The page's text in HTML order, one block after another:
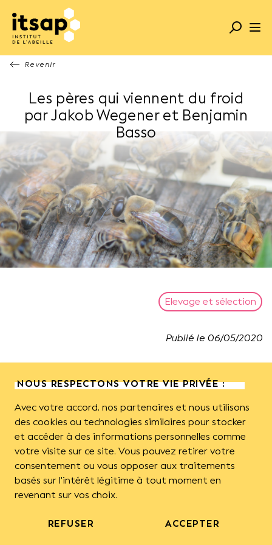
Revenir
Les pères qui viennent du froid
par Jakob Wegener et Benjamin
Basso
Publié le 06/05/2020
Elevage et sélection
Des progrès dans le domaine de la
cryoconservation de sperme de faux-
bourdons
Comparé à ses collègues travaillant avec d’autres
espèces d’animaux, le sélectionneur d’abeilles doit
surmonter des difficultés additionnelles majeures
notamment :
implique une seule période d’accouplement, limitée à
NOUS RESPECTONS VOTRE VIE PRIVÉE :
Avec votre accord, nos partenaires et nous utilisons
des cookies ou technologies similaires pour stocker
et accéder à des informations personnelles comme
votre visite sur ce site. Vous pouvez retirer votre
consentement ou vous opposer aux traitements
basés sur l'intérêt légitime à tout moment en
revenant sur vos choix.
REFUSER ACCEPTER